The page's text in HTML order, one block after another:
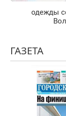
одежды
ГАЗЕТА